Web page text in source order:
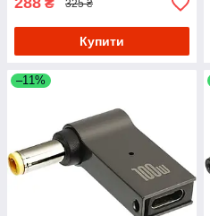
₴ 325 ₴
Купити
–11%